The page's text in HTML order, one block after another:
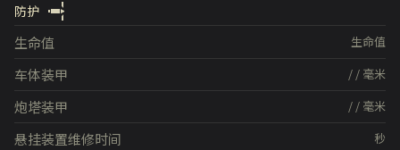
防护
生命值
生命值
/ / 毫米
车体装甲
/ / 毫米
炮塔装甲
秒
悬挂装置维修时间